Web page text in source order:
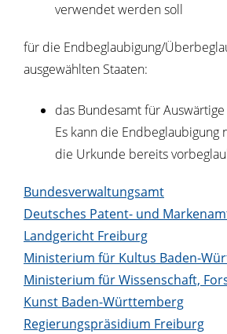
verwendet werden soll
für die Endbeglaubigung/
ausgewählten Staaten:
das Bundesamt für
Es kann die Endbeglaubigung
die Urkunde bereits
Bundesverwaltungsamt
Deutsches Patent- und
Landgericht Freiburg
Ministerium für Kultus Baden-
Ministerium für Wissenschaft,
Kunst Baden-Württemberg
Regierungspräsidium Freiburg